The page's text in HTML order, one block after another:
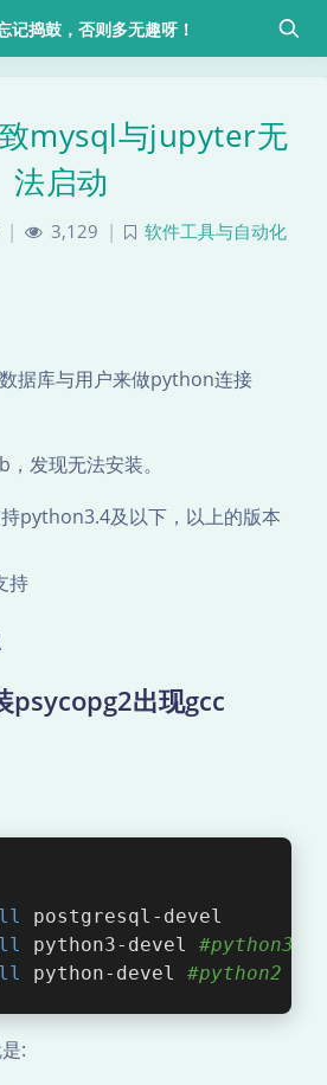
记捣鼓，否则多无趣呀！
mysql与jupyter无
法启动
| 3,129 | 软件工具与自动化
据库与用户来做python连接
发现无法安装。
python3.4及以下，以上的版本
持
psycopg2出现gcc
postgresql-devel
python3-devel #python3
python-devel #python2
: